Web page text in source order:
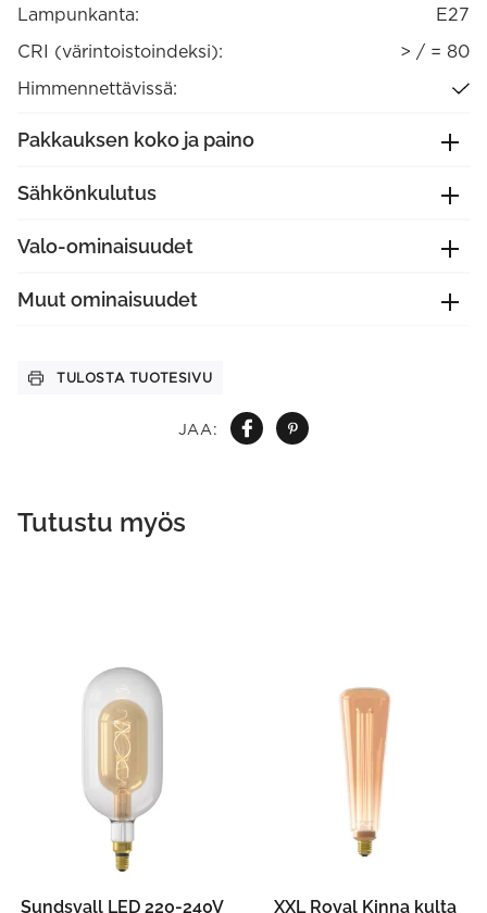
JAA:
Lampunkanta:
E27
CRI (värintoistoindeksi):
> / = 80
Himmennettävissä:
Pakkauksen koko ja paino
Sähkönkulutus
Valo-ominaisuudet
Muut ominaisuudet
TULOSTA TUOTESIVU
Tutustu myös
Sundsvall LED 220-240V XXL Royal Kinna kulta